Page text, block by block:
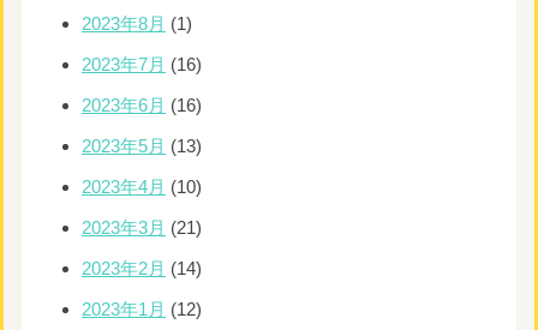
2023年8月 (1)
2023年7月 (16)
2023年6月 (16)
2023年5月 (13)
2023年4月 (10)
2023年3月 (21)
2023年2月 (14)
2023年1月 (12)